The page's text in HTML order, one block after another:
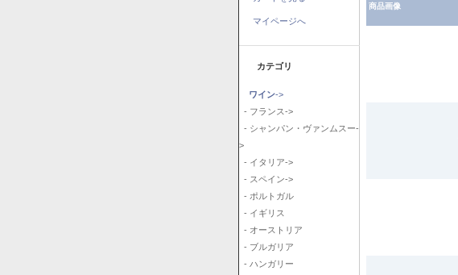
マイページへ
カテゴリ
ワイン->
- フランス->
- シャンパン・ヴァンムスー-
>
- イタリア->
- スペイン->
- ポルトガル
- イギリス
- オーストリア
- ブルガリア
- ハンガリー
商品画像